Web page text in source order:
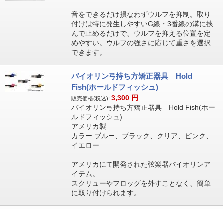
音をできるだけ損なわずウルフを抑制。取り
付けは特に発生しやすいG線・3番線の溝に挟
んで止めるだけで、ウルフを抑える位置を定
めやすい。ウルフの強さに応じて重さを選択
できます。
バイオリン弓持ち方矯正器具 Hold
Fish(ホールドフィッシュ)
販売価格(税込): 3,300 円
バイオリン弓持ち方矯正器具 Hold Fish(ホー
ルドフィッシュ)
アメリカ製
カラー:ブルー、ブラック、クリア、ピンク、
イエロー
アメリカにて開発された弦楽器バイオリンア
イテム。
スクリューやフロッグを外すことなく、簡単
に取り付けられます。